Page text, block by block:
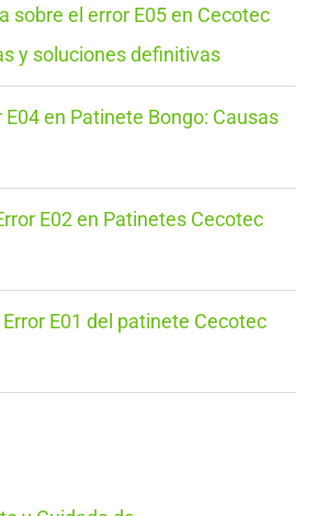
sobre el error E05 en Cecotec
y soluciones definitivas
E04 en Patinete Bongo: Causas
E02 en Patinetes Cecotec
E01 del patinete Cecotec